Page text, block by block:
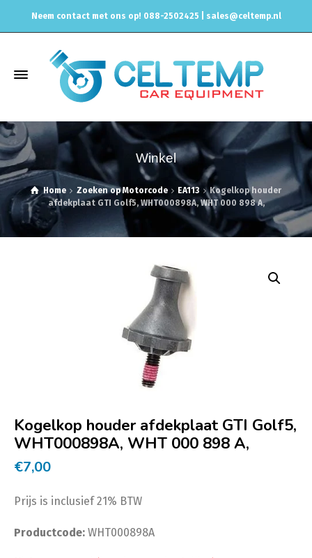
Neem contact met ons op! 088-2502425 | sales@celtemp.nl
Winkel
Home Zoeken op Motorcode EA113
Kogelkop houder
afdekplaat GTI Golf5, WHT000898A, WHT 000 898 A,
Kogelkop houder afdekplaat GTI Golf5,
WHT000898A, WHT 000 898 A,
€7,00
Prijs is inclusief 21% BTW
Productcode: WHT000898A